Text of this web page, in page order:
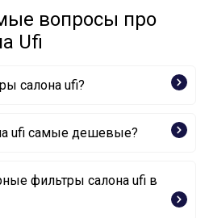
вопросы про
Ufi
салона ufi?
ufi самые дешевые?
пространстве
фильтры салона ufi в